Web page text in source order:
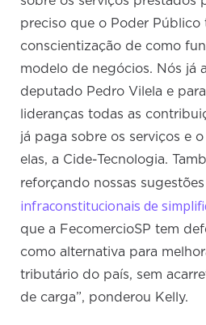
preciso que o Poder Público
conscientização de como
modelo de negócios. Nós já
deputado Pedro Vilela e
lideranças todas as
já paga sobre os serviços e
elas, a Cide-Tecnologia.
reforçando nossas
infraconstitucionais de
que a FecomercioSP tem
como alternativa para
tributário do país, sem
de carga”, ponderou Kelly.